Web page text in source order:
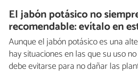
El jabón potásico no
recomendable: evítalo en
Aunque el jabón potásico es una
hay situaciones en las que su uso
debe evitarse para no dañar las